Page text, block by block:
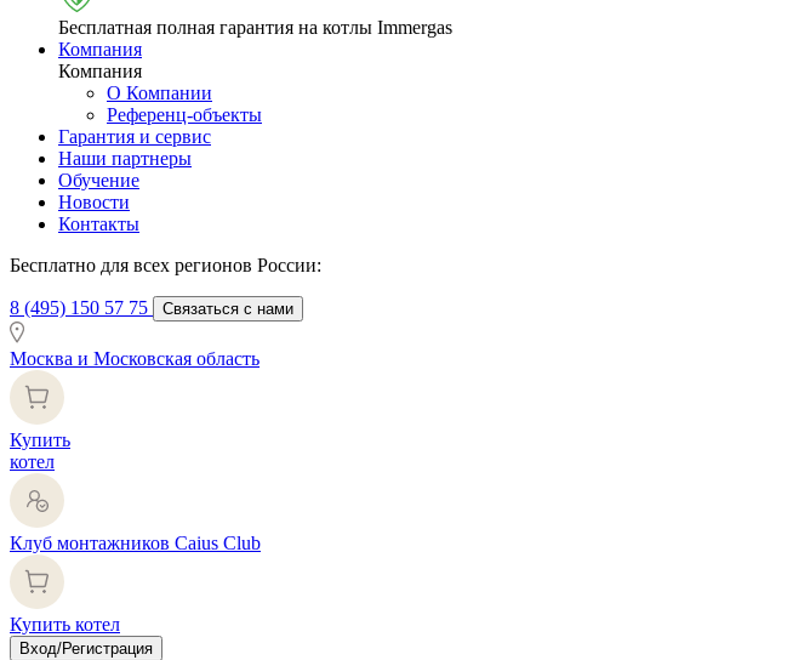
Бесплатная полная гарантия на котлы Immergas
Компания
Компания
О Компании
Референц-объекты
Гарантия и сервис
Наши партнеры
Обучение
Новости
Контакты
Бесплатно для всех регионов России:
8 (495) 150 57 75 Связаться с нами
Москва и Московская область
Купить
котел
Клуб монтажников Caius Club
Купить котел
Вход/Регистрация